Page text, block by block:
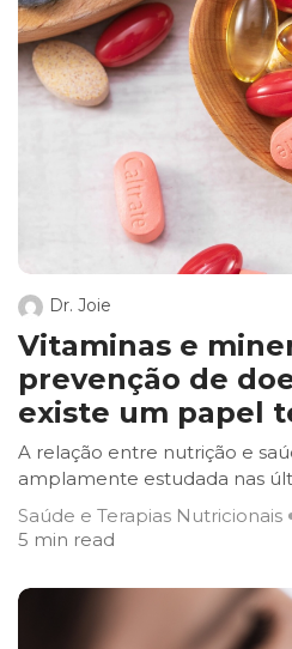
Dr. Joie
Vitaminas e
prevenção de
existe um papel
A relação entre nutrição e
amplamente estudada nas
Saúde e Terapias Nutricionais
5 min read